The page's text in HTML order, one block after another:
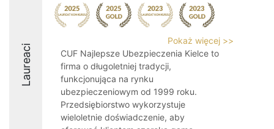
Laureaci
Pokaż więcej >>
CUF Najlepsze Ubezpieczenia Kielce to
firma o długoletniej tradycji,
funkcjonująca na rynku
ubezpieczeniowym od 1999 roku.
Przedsiębiorstwo wykorzystuje
wieloletnie doświadczenie, aby